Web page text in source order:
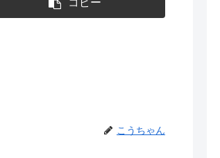
こうちゃん